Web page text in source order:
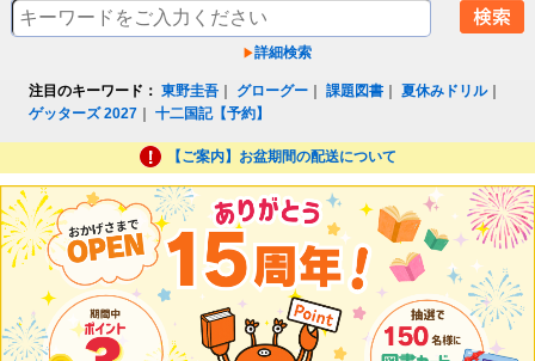
詳細検索
注目のキーワード： 東野圭吾 グローグー ｜課題図書 ｜夏休みドリル｜
ゲッターズ 2027 ｜十二国記【予約】
【ご案内】お盆期間の配送について